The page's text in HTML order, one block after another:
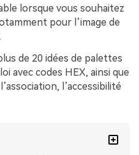
lorsque vous souhaitez
pour l’image de
de 20 idées de palettes
avec codes HEX, ainsi que
l’accessibilité